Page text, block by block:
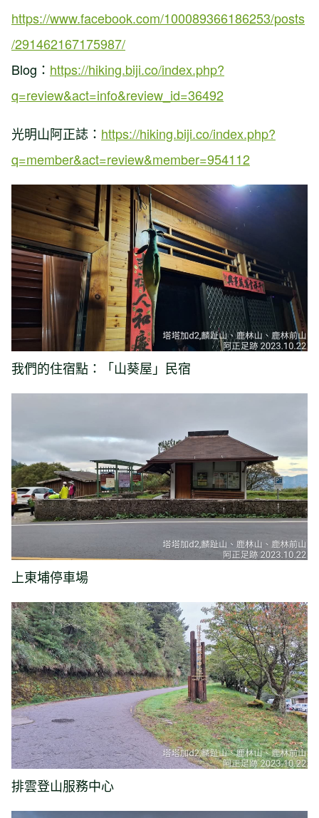
https://www.facebook.com/100089366186253/posts
/291462167175987/
Blog： https://hiking.biji.co/index.php?
q=review&act=info&review_id=36492
光明山阿正誌： https://hiking.biji.co/index.php?
q=member&act=review&member=954112
我們的住宿點：「山葵屋」民宿
上東埔停車場
排雲登山服務中心